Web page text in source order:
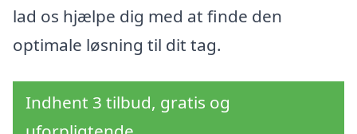
lad os hjælpe dig med at finde den
optimale løsning til dit tag.
Indhent 3 tilbud, gratis og